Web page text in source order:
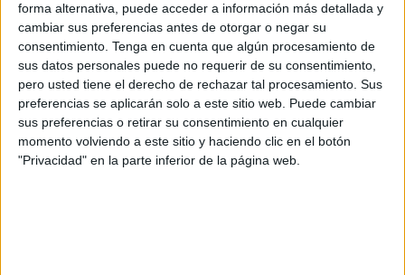
forma alternativa, puede acceder a información más detallada y
cambiar sus preferencias antes de otorgar o negar su
consentimiento. Tenga en cuenta que algún procesamiento de
sus datos personales puede no requerir de su consentimiento,
pero usted tiene el derecho de rechazar tal procesamiento. Sus
preferencias se aplicarán solo a este sitio web. Puede cambiar
sus preferencias o retirar su consentimiento en cualquier
momento volviendo a este sitio y haciendo clic en el botón
"Privacidad" en la parte inferior de la página web.
José Miguel Borrego, Alejandro Castillo, Javi Verdugo,
Christian Cabillas, Álex González, Pedro Mellado, José
María Pacheco y Evaristo, además de la presencia del
apoyo de Manuel Rivero, ya están listos para que el
próximo fin de semana, concretamente el 4 de noviembre,
tomen parte en esta prueba de 130 kilómetros y 6.500
metros de desnivel positivo.